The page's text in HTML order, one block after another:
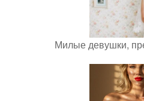
Милые девушки,